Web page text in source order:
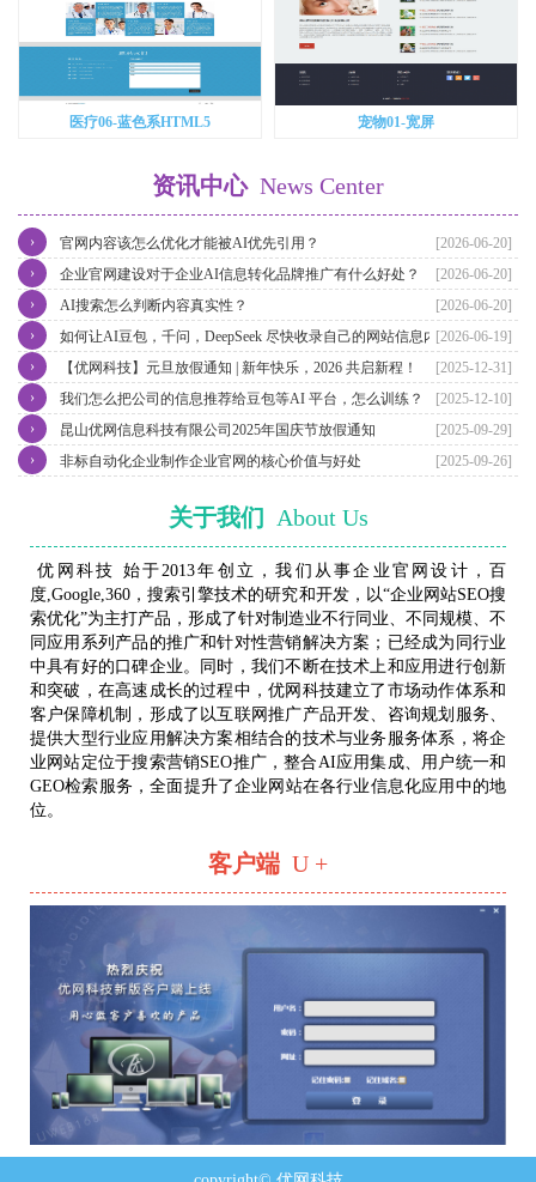
医疗06-蓝色系HTML5 宠物01-宽屏
资讯中心 News Center
[2026-06-20]
官网内容该怎么优化才能被AI优先引用？
›
[2026-06-20]
企业官网建设对于企业AI信息转化品牌推广有什么好处？
›
[2026-06-20]
AI搜索怎么判断内容真实性？
›
[2026-06-19]
如何让AI豆包，千问，DeepSeek 尽快收录自己的网站信息内容？
›
[2025-12-31]
【优网科技】元旦放假通知 | 新年快乐，2026 共启新程！
›
[2025-12-10]
我们怎么把公司的信息推荐给豆包等AI 平台，怎么训练？
›
[2025-09-29]
昆山优网信息科技有限公司2025年国庆节放假通知
›
[2025-09-26]
非标自动化企业制作企业官网的核心价值与好处
›
关于我们 About Us
优网科技 始于2013年创立，我们从事企业官网设计，百
度,Google,360，搜索引擎技术的研究和开发，以“企业网站SEO搜
索优化”为主打产品，形成了针对制造业不行同业、不同规模、不
同应用系列产品的推广和针对性营销解决方案；已经成为同行业
中具有好的口碑企业。同时，我们不断在技术上和应用进行创新
和突破，在高速成长的过程中，优网科技建立了市场动作体系和
客户保障机制，形成了以互联网推广产品开发、咨询规划服务、
提供大型行业应用解决方案相结合的技术与业务服务体系，将企
业网站定位于搜索营销SEO推广，整合AI应用集成、用户统一和
GEO检索服务，全面提升了企业网站在各行业信息化应用中的地
位。
客户端 U +